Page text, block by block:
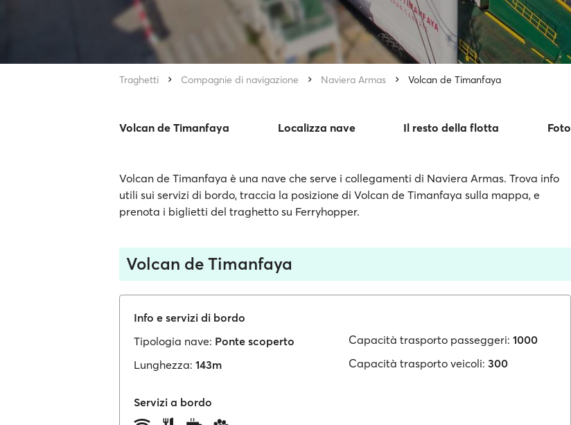
Traghetti Compagnie di navigazione Naviera Armas Volcan de Timanfaya
Volcan de Timanfaya Localizza nave Il resto della flotta Foto
Volcan de Timanfaya è una nave che serve i collegamenti di Naviera Armas. Trova info
utili sui servizi di bordo, traccia la posizione di Volcan de Timanfaya sulla mappa, e
prenota i biglietti del traghetto su Ferryhopper.
Volcan de Timanfaya
Info e servizi di bordo
Tipologia nave: Ponte scoperto
Lunghezza: 143m
Capacità trasporto passeggeri: 1000
Capacità trasporto veicoli: 300
Servizi a bordo